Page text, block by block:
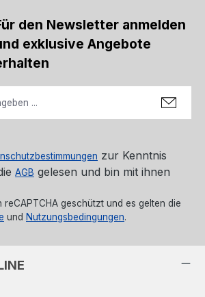
den Newsletter anmelden
exklusive Angebote
zur Kenntnis
AGB gelesen und bin mit ihnen
reCAPTCHA geschützt und es gelten die
und Nutzungsbedingungen.